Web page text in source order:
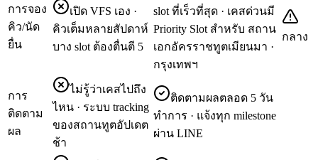
การจอง
คิว/นัด
ยื่น
เปิด VFS เอง ·
คิวเต็มหลายสัปดาห์
บาง slot ต้องตื่นตี 5
slot ที่เร็วที่สุด · เคสด่วนมี
Priority Slot สำหรับ สถาน
เอกอัครราชทูตเมียนมา ·
กรุงเทพฯ
กลาง
การ
ติดตาม
ผล
ไม่รู้ว่าเคสไปถึง
ไหน · ระบบ tracking
ของสถานทูตอัปเดต
ช้า
ติดตามผลตลอด 5 วัน
ทำการ · แจ้งทุก milestone
ผ่าน LINE